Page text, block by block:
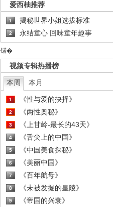
爱西柚推荐
1 揭秘世界小姐选拔标准
2 永结童心 回味童年趣事
锘�
视频专辑热播榜
本周 本月
1 《性与爱的抉择》
2 《两性奥秘》
3 《上甘岭-最长的43天》
4 《舌尖上的中国》
5 《中国美食探秘》
6 《美丽中国》
7 《百年航母》
8 《未被发掘的皇陵》
9 《帝国的兴衰》